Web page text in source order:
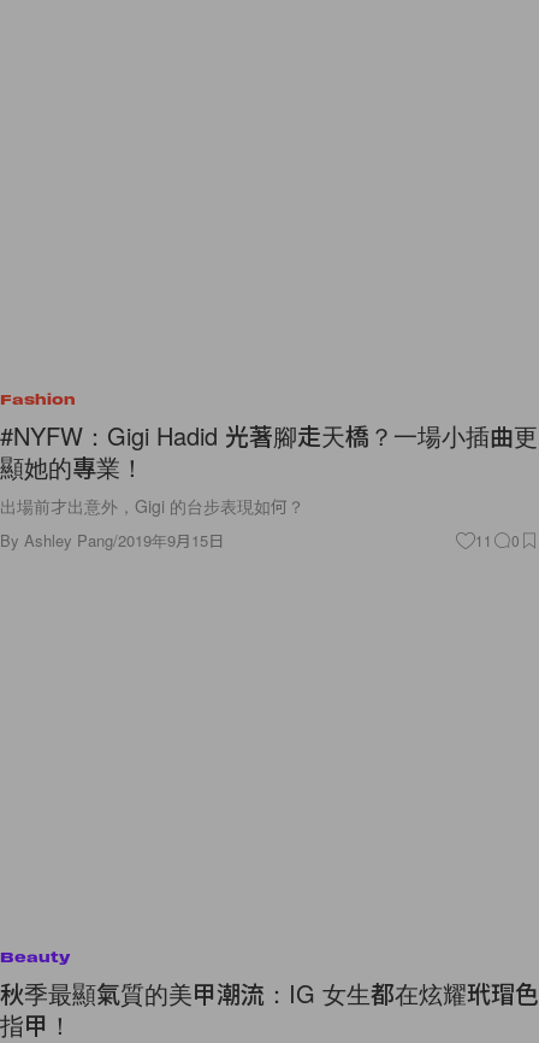
Fashion
#NYFW：Gigi Hadid 光著腳走天橋？一場小插曲更
顯她的專業！
出場前才出意外，Gigi 的台步表現如何？
By Ashley Pang/2019年9月15日 11 0
Beauty
秋季最顯氣質的美甲潮流：IG 女生都在炫耀玳瑁色
指甲！